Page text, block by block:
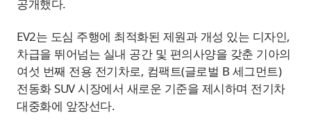
공개했다.
EV2는 도심 주행에 최적화된 제원과 개성 있는 디자인,
차급을 뛰어넘는 실내 공간 및 편의사양을 갖춘 기아의
여섯 번째 전용 전기차로, 컴팩트(글로벌 B 세그먼트)
전동화 SUV 시장에서 새로운 기준을 제시하며 전기차
대중화에 앞장선다.